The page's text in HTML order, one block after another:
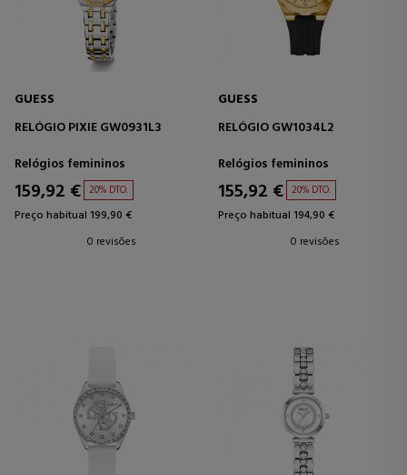
GUESS
RELÓGIO PIXIE GW0931L3
Relógios femininos
159,92 € 20% DTO.
Preço habitual 199,90 €
0 revisões
GUESS
RELÓGIO GW1034L2
Relógios femininos
155,92 € 20% DTO.
Preço habitual 194,90 €
0 revisões